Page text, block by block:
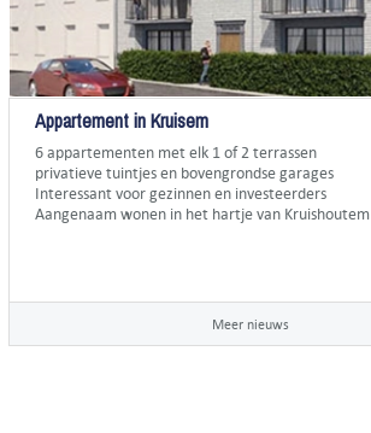
Appartement in Kruisem
6 appartementen met elk 1 of 2 terrassen
privatieve tuintjes en bovengrondse garages
Interessant voor gezinnen en investeerders
Aangenaam wonen in het hartje van Kruishoutem
Meer nieuws